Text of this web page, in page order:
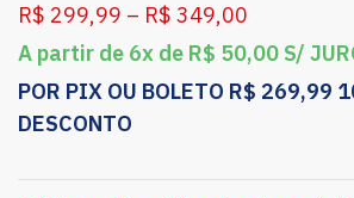
R$ 299,99 – R$ 349,00
A partir de 6x de R$ 50,00 S/
POR PIX OU BOLETO R$ 269,99
DESCONTO